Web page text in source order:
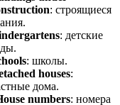
: строящиеся
: детские
: школы.
houses:
дома.
numbers: номера